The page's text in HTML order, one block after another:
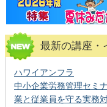
最新の講座・
ハワイアンフラ
中小企業労務管理セミ
業と従業員を守る実務対